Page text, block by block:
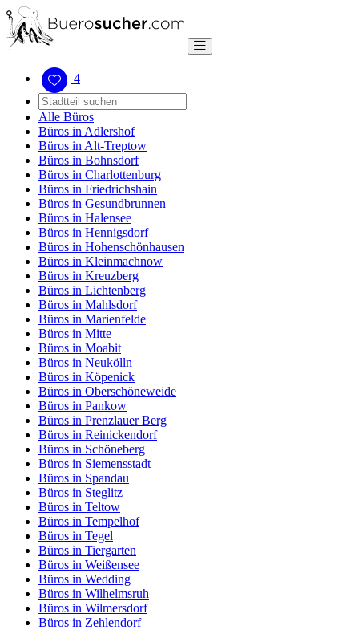
4
Alle Büros
Büros in Adlershof
Büros in Alt-Treptow
Büros in Bohnsdorf
Büros in Charlottenburg
Büros in Friedrichshain
Büros in Gesundbrunnen
Büros in Halensee
Büros in Hennigsdorf
Büros in Hohenschönhausen
Büros in Kleinmachnow
Büros in Kreuzberg
Büros in Lichtenberg
Büros in Mahlsdorf
Büros in Marienfelde
Büros in Mitte
Büros in Moabit
Büros in Neukölln
Büros in Köpenick
Büros in Oberschöneweide
Büros in Pankow
Büros in Prenzlauer Berg
Büros in Reinickendorf
Büros in Schöneberg
Büros in Siemensstadt
Büros in Spandau
Büros in Steglitz
Büros in Teltow
Büros in Tempelhof
Büros in Tegel
Büros in Tiergarten
Büros in Weißensee
Büros in Wedding
Büros in Wilhelmsruh
Büros in Wilmersdorf
Büros in Zehlendorf